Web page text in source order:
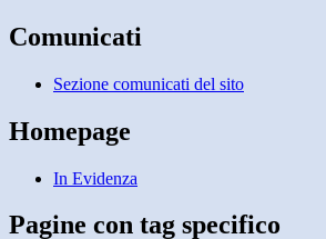
Comunicati
Sezione comunicati del sito
Homepage
In Evidenza
Pagine con tag specifico